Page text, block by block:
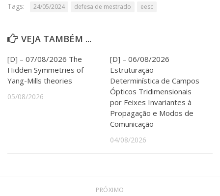
Comunicação
Jornal da USP
Defesa de Teses
Tags: 24/05/2024 defesa de mestrado eesc
VEJA TAMBÉM ...
[D] – 07/08/2026 The
Hidden Symmetries of
Yang-Mills theories
05/08/2026
[D] – 06/08/2026
Estruturação
Determinística de Campos
Ópticos Tridimensionais
por Feixes Invariantes à
Propagação e Modos de
Comunicação
04/08/2026
PRÓXIMO